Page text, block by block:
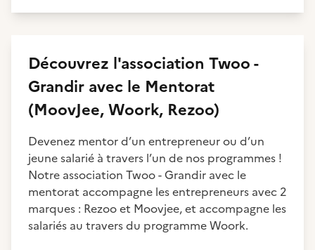
Découvrez l'association Twoo -
Grandir avec le Mentorat
(MoovJee, Woork, Rezoo)
Devenez mentor d’un entrepreneur ou d’un
jeune salarié à travers l’un de nos programmes !
Notre association Twoo - Grandir avec le
mentorat accompagne les entrepreneurs avec 2
marques : Rezoo et Moovjee, et accompagne les
salariés au travers du programme Woork.